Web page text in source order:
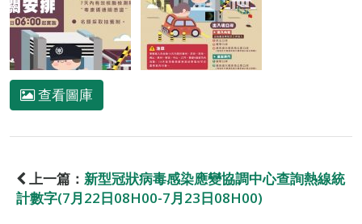
查看圖庫
上一篇： 新型冠狀病毒感染應變協調中心查詢熱線統
計數字(7月22日08H00-7月23日08H00)